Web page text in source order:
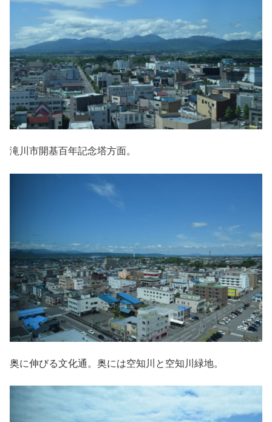
滝川市開基百年記念塔方面。
奥に伸びる文化通。奥には空知川と空知川緑地。